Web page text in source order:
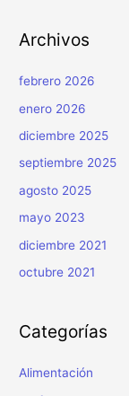
Archivos
febrero 2026
enero 2026
diciembre 2025
septiembre 2025
agosto 2025
mayo 2023
diciembre 2021
octubre 2021
Categorías
Alimentación